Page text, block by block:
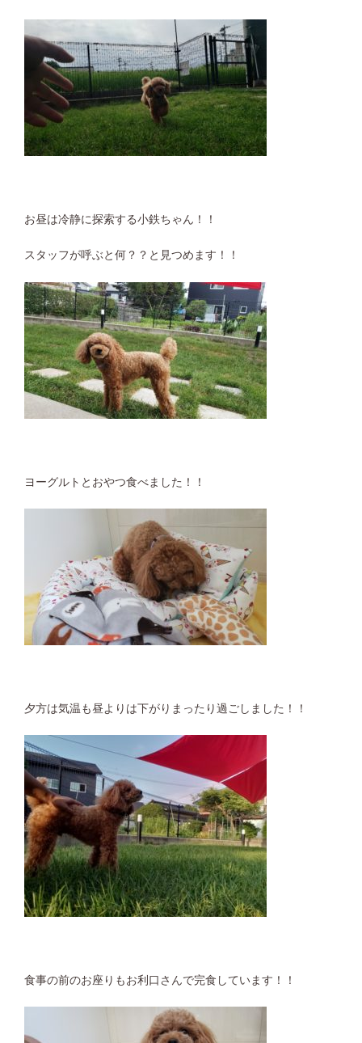
お昼は冷静に探索する小鉄ちゃん！！
スタッフが呼ぶと何？？と見つめます！！
ヨーグルトとおやつ食べました！！
夕方は気温も昼よりは下がりまったり過ごしました！！
食事の前のお座りもお利口さんで完食しています！！